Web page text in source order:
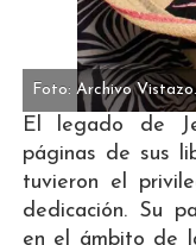
Foto: Archivo
El legado de
páginas de sus
tuvieron el
dedicación. Su
en el ámbito de